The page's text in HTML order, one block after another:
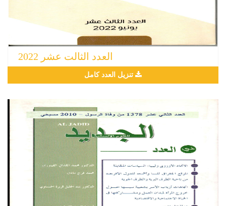
العدد الثالت عشر 2022
تنزيل العدد كامل